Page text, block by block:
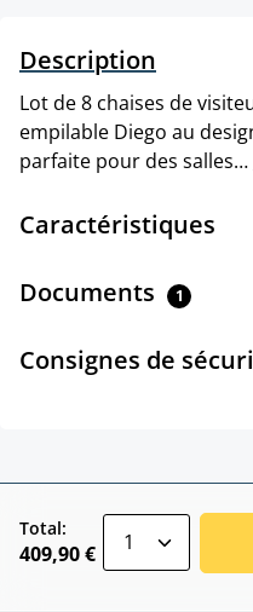
Description
Lot de 8 chaises de
empilable Diego au
parfaite pour des salles…
Caractéristiques
Documents 1
Consignes de
Total:
409,90 €